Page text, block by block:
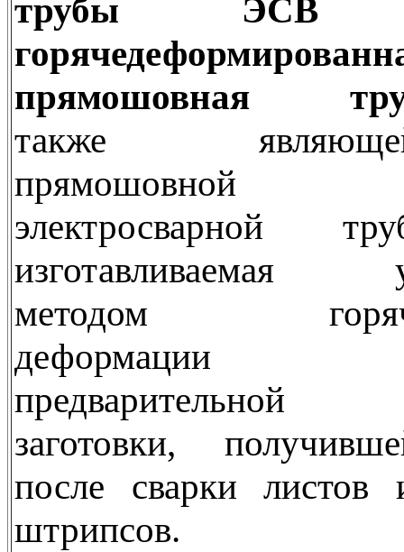
трубы ЭСВ
прямошовная
также
прямошовной
электросварной
изготавливаемая
методом
деформации
предварительной
заготовки,
после сварки листов
штрипсов.